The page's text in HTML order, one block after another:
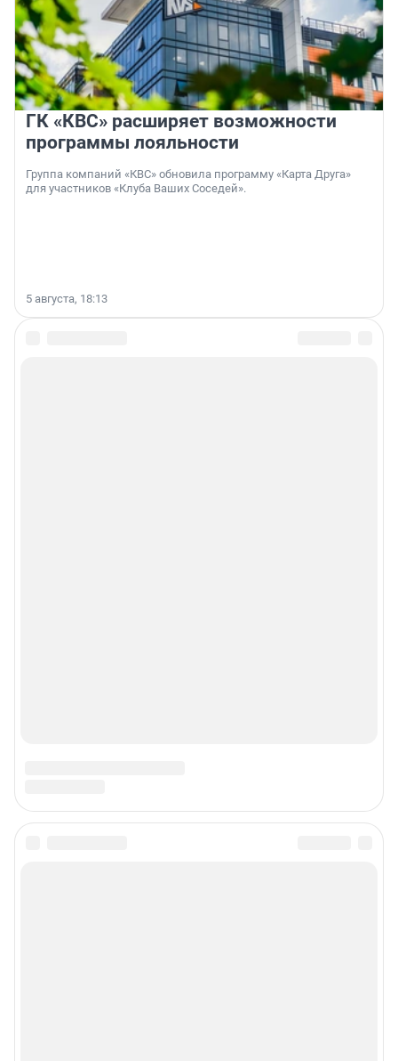
ГК «КВС» расширяет возможности
программы лояльности
Группа компаний «КВС» обновила программу «Карта Друга»
для участников «Клуба Ваших Соседей».
5 августа, 18:13